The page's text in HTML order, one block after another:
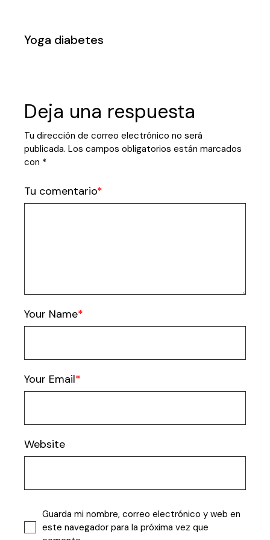
Yoga diabetes
Deja una respuesta
Tu dirección de correo electrónico no será
publicada. Los campos obligatorios están marcados
con *
Tu comentario
Your Name
Your Email
Website
Guarda mi nombre, correo electrónico y web en
este navegador para la próxima vez que